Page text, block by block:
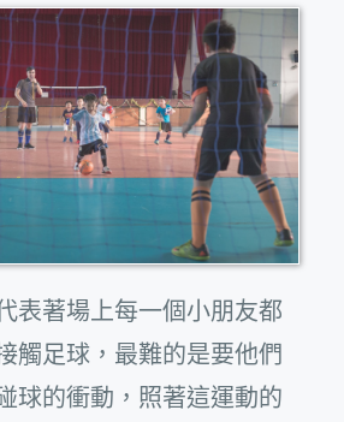
表著場上每一個小朋友都
觸足球，最難的是要他們
球的衝動，照著這運動的